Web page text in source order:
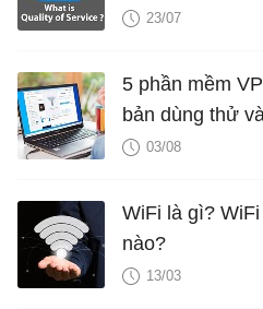
23/07
5 phần mềm
bản dùng thử
miễn phí
03/08
WiFi là gì?
nào?
13/03